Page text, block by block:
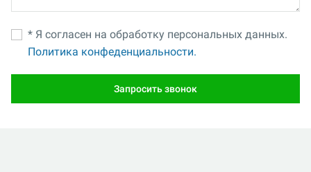
* Я согласен на обработку персональных данных.
Политика конфеденциальности.
Запросить звонок